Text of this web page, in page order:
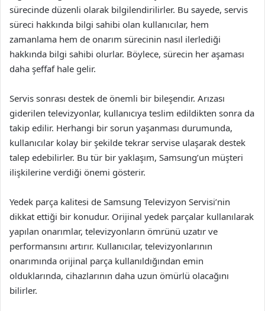
sürecinde düzenli olarak bilgilendirilirler. Bu sayede, servis
süreci hakkında bilgi sahibi olan kullanıcılar, hem
zamanlama hem de onarım sürecinin nasıl ilerlediği
hakkında bilgi sahibi olurlar. Böylece, sürecin her aşaması
daha şeffaf hale gelir.
Servis sonrası destek de önemli bir bileşendir. Arızası
giderilen televizyonlar, kullanıcıya teslim edildikten sonra da
takip edilir. Herhangi bir sorun yaşanması durumunda,
kullanıcılar kolay bir şekilde tekrar servise ulaşarak destek
talep edebilirler. Bu tür bir yaklaşım, Samsung’un müşteri
ilişkilerine verdiği önemi gösterir.
Yedek parça kalitesi de Samsung Televizyon Servisi’nin
dikkat ettiği bir konudur. Orijinal yedek parçalar kullanılarak
yapılan onarımlar, televizyonların ömrünü uzatır ve
performansını artırır. Kullanıcılar, televizyonlarının
onarımında orijinal parça kullanıldığından emin
olduklarında, cihazlarının daha uzun ömürlü olacağını
bilirler.